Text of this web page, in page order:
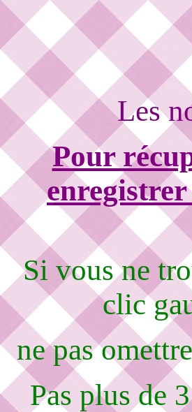
Les
Pour
Si vous ne
clic
ne pas
Pas plus de